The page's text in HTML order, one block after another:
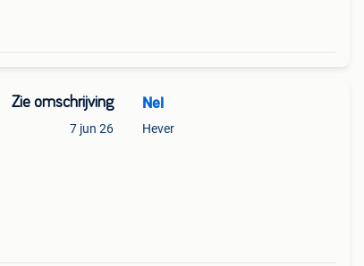
Zie omschrijving
7 jun 26
Nel
Hever